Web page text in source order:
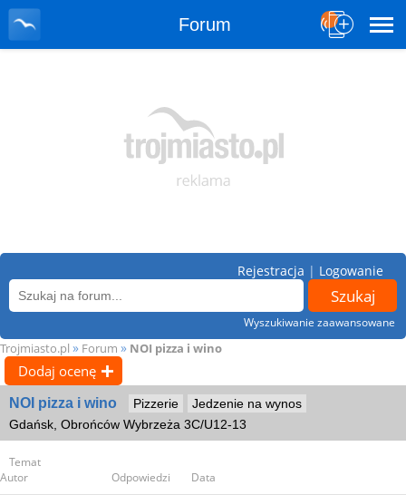
Forum
Wyszukiwanie zaawansowane
Rejestracja | Logowanie
Trojmiasto.pl » Forum » NOI pizza i wino
Dodaj ocenę
NOI pizza i wino Pizzerie
Jedzenie na wynos
Gdańsk, Obrońców Wybrzeża 3C/U12-13
Temat
Autor
Odpowiedzi Data